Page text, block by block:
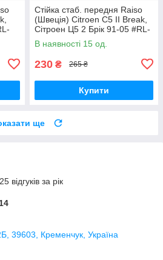
Стійка стаб. передня Raiso
(Швеція) Citroen C5 II Break,
Сітроен Ц5 2 Брік 91-05 #RL-
138860V UADNZPA17
В наявності 15 од.
230 ₴ 265 ₴
Купити
ще
відгуків за рік
39603, Кременчук, Україна